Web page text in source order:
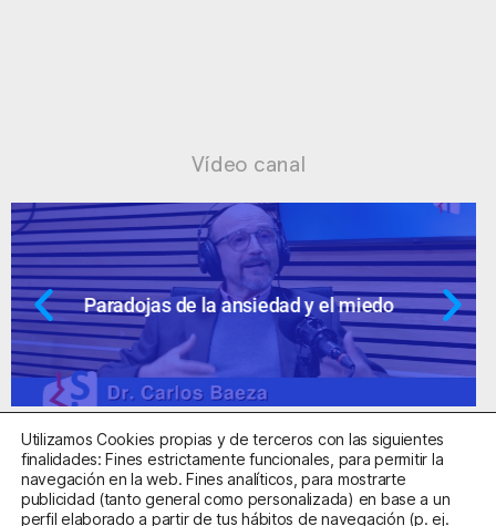
Vídeo canal
Ansiedad: supuestos cuestionables
Utilizamos Cookies propias y de terceros con las siguientes
finalidades: Fines estrictamente funcionales, para permitir la
navegación en la web. Fines analíticos, para mostrarte
publicidad (tanto general como personalizada) en base a un
perfil elaborado a partir de tus hábitos de navegación (p. ej.